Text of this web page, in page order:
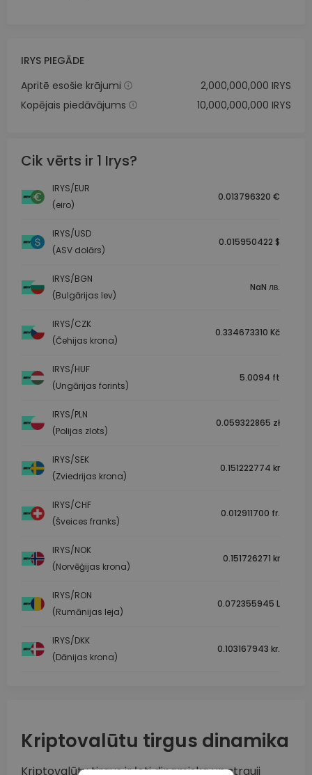
IRYS PIEGĀDE
Apritē esošie krājumi
2,000,000,000 IRYS
Kopējais piedāvājums
10,000,000,000 IRYS
Cik vērts ir 1 Irys?
IRYS/EUR
(eiro)
0.013796320 €
IRYS/USD
(ASV dolārs)
0.015950422 $
IRYS/BGN
(Bulgārijas lev)
NaN лв.
IRYS/CZK
(Čehijas krona)
0.334673310 Kč
IRYS/HUF
(Ungārijas forints)
5.0094 ft
IRYS/PLN
(Polijas zlots)
0.059322865 zł
IRYS/SEK
(Zviedrijas krona)
0.151222774 kr
IRYS/CHF
(Šveices franks)
0.012911700 fr.
IRYS/NOK
(Norvēģijas krona)
0.151726271 kr
IRYS/RON
(Rumānijas leja)
0.072355945 L
IRYS/DKK
(Dānijas krona)
0.103167943 kr.
Kriptovalūtu tirgus dinamika
Kriptovalūtu tirgus ir ļoti dinamiska un strauji